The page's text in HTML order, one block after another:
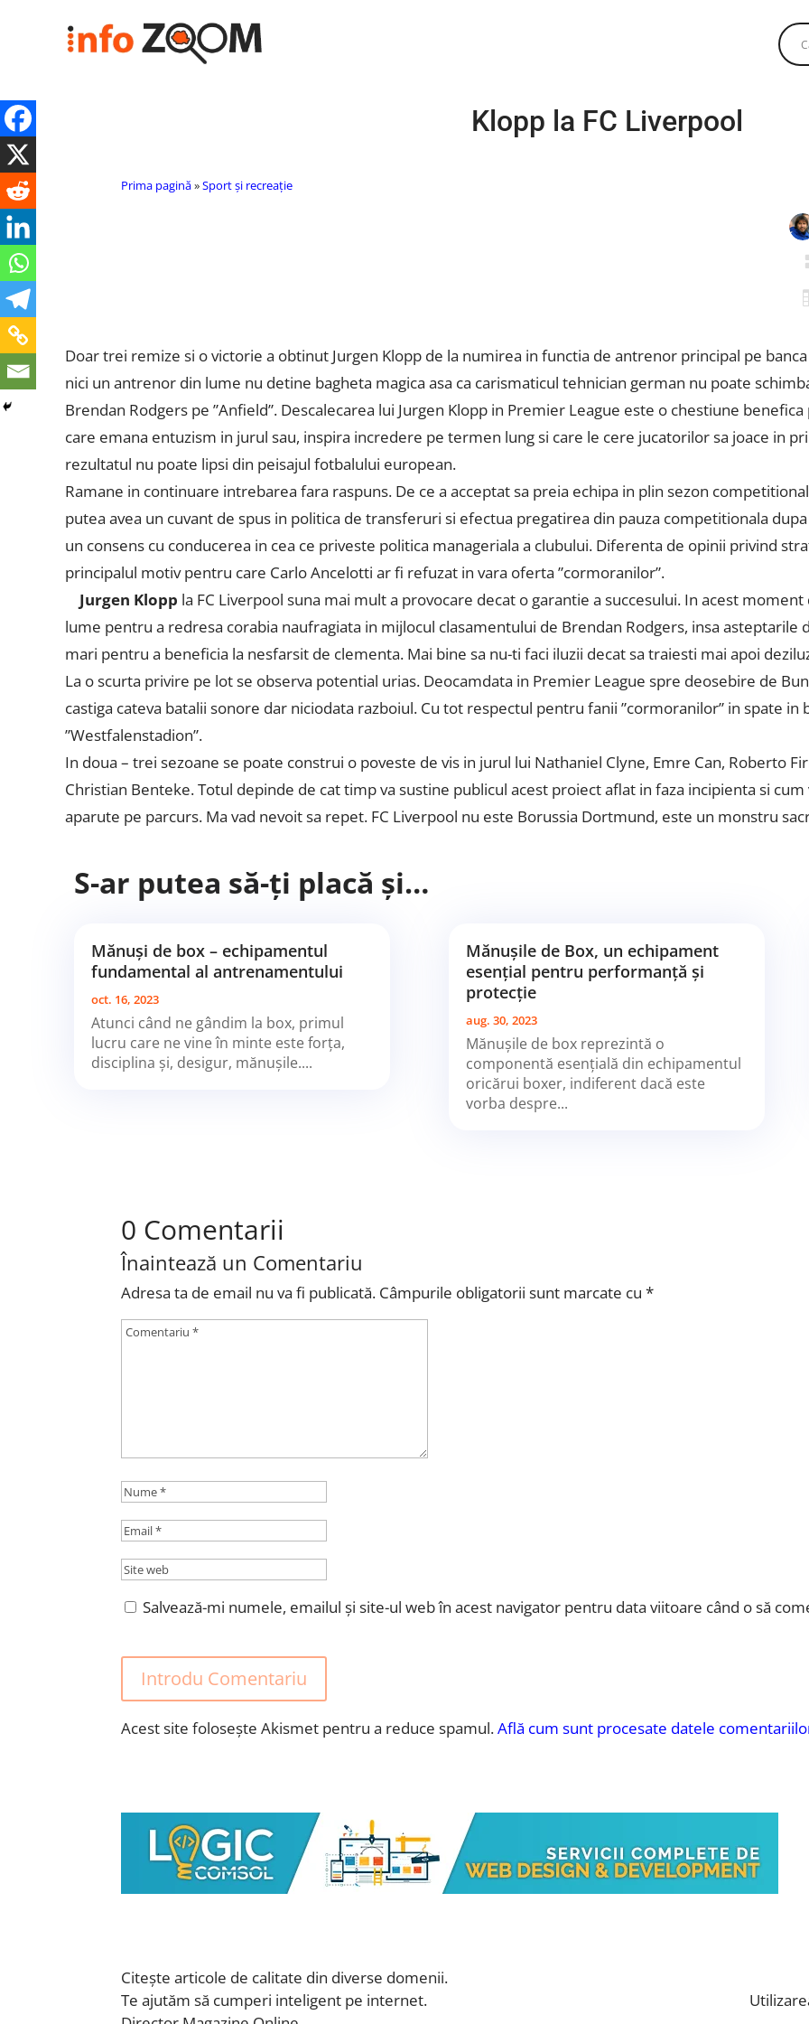
Klopp la FC Liverpool
Prima pagină»Sport și recreație
Doar trei remize si o victorie a obtinut Jurgen Klopp de la numirea in functia de antrenor principal pe
nici un antrenor din lume nu detine bagheta magica asa ca carismaticul tehnician german nu poate
Brendan Rodgers pe ”Anfield”. Descalecarea lui Jurgen Klopp in Premier League este o chestiune
care emana entuzism in jurul sau, inspira incredere pe termen lung si care le cere jucatorilor sa joace in
rezultatul nu poate lipsi din peisajul fotbalului european.
Ramane in continuare intrebarea fara raspuns. De ce a acceptat sa preia echipa in plin sezon
putea avea un cuvant de spus in politica de transferuri si efectua pregatirea din pauza competitionala
un consens cu conducerea in cea ce priveste politica manageriala a clubului. Diferenta de opinii privind
principalul motiv pentru care Carlo Ancelotti ar fi refuzat in vara oferta ”cormoranilor”.
Jurgen Klopp la FC Liverpool suna mai mult a provocare decat o garantie a succesului. In acest
lume pentru a redresa corabia naufragiata in mijlocul clasamentului de Brendan Rodgers, insa
mari pentru a beneficia la nesfarsit de clementa. Mai bine sa nu-ti faci iluzii decat sa traiesti mai apoi
La o scurta privire pe lot se observa potential urias. Deocamdata in Premier League spre deosebire de
castiga cateva batalii sonore dar niciodata razboiul. Cu tot respectul pentru fanii ”cormoranilor” in spate in
”Westfalenstadion”.
In doua – trei sezoane se poate construi o poveste de vis in jurul lui Nathaniel Clyne, Emre Can, Roberto
Christian Benteke. Totul depinde de cat timp va sustine publicul acest proiect aflat in faza incipienta si
aparute pe parcurs. Ma vad nevoit sa repet. FC Liverpool nu este Borussia Dortmund, este un monstru
S-ar putea să-ți placă și…
Mănuși de box – echipamentul
fundamental al antrenamentului
oct. 16, 2023
Atunci când ne gândim la box, primul
lucru care ne vine în minte este forța,
disciplina și, desigur, mănușile....
Mănușile de Box, un echipament
esențial pentru performanță și
protecție
aug. 30, 2023
Mănușile de box reprezintă o
componentă esențială din echipamentul
oricărui boxer, indiferent dacă este
vorba despre...
0 Comentarii
Înaintează un Comentariu
Adresa ta de email nu va fi publicată. Câmpurile obligatorii sunt marcate cu*
Salvează-mi numele, emailul și site-ul web în acest navigator pentru data viitoare când o să
Introdu Comentariu
Acest site folosește Akismet pentru a reduce spamul.Află cum sunt procesate datele
Citește articole de calitate din diverse domenii.
Te ajutăm să cumperi inteligent pe internet.